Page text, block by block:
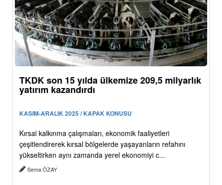
TKDK son 15 yılda ülkemize 209,5 milyarlık
yatırım kazandırdı
KASIM-ARALIK 2025 / KAPAK KONUSU
Kırsal kalkınma çalışmaları, ekonomik faaliyetleri
çeşitlendirerek kırsal bölgelerde yaşayanların refahını
yükseltirken aynı zamanda yerel ekonomiyi c...
Sema ÖZAY